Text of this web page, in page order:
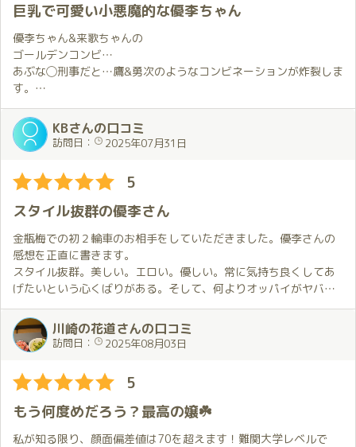
巨乳で可愛い小悪魔的な優李ちゃん
優李ちゃん&来歌ちゃんの
ゴールデンコンビ…
あぶな◯刑事だと…鷹&勇次のようなコンビネーションが炸裂しま
す。
優李ちゃんは
おＰいが大きくて可愛いべっぴんさんです。
吸い込まれそうな目と大きな胸に…ピンク色…
松茸が即窮屈になりました。
ブログでアップしていたカルバンクラインの下着がエロかったで
す
プレイ中に２つの柔らかいツルツル美肌おＰい山に松茸が挟まれ
て……
連続ひょっこりはんされたときの光景が
目に焼き付いて離れませんー
ヤバいです
パネマジの心配はありません。
ブログのままです。
ボーナスを使ってでも遊ぶ価値あります。
にりんプレイはすっごく仲良しな女友達が突然！？
エロいスイッチが入った感じです。
KBさんの口コミ
訪問日： 2025年07月31日
5
スタイル抜群の優李さん
金瓶梅での初２輪車のお相手をしていただきました。優李さんの
感想を正直に書きます。
スタイル抜群。美しい。エロい。優しい。常に気持ち良くしてあ
げたいという心くばりがある。そして、何よりオッパイがヤバ
い！国宝級レベルです（笑）。普段あまりオッパイに大興奮する
タイプでは無いのですが、今回は違いました。気がつけば一心不
乱、無我夢中で顔を埋めてしまい、その様子を仲良しの愛倫さん
に見られて更に興奮するという・・思い出しただけでまた固くな
ってしまいました（笑）
金瓶梅では初の２輪車でしたが、他店とは比べものにならない満
足感がありました。病みつきになりそうで怖いです。。。
男に生まれた以上、1度は経験しておく価値があります！
川崎の花道さんの口コミ
訪問日： 2025年08月03日
5
もう何度めだろう？最高の嬢☘️
私が知る限り、顔面偏差値は70を超えます！難関大学レベルで